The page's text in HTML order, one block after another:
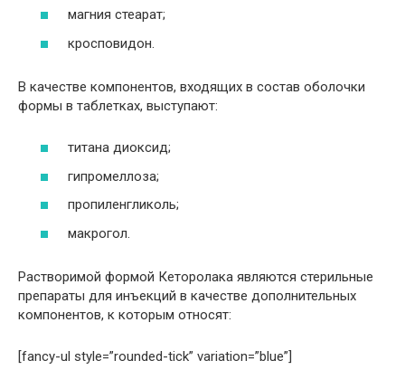
магния стеарат;
кросповидон.
В качестве компонентов, входящих в состав оболочки
формы в таблетках, выступают:
титана диоксид;
гипромеллоза;
пропиленгликоль;
макрогол.
Растворимой формой Кеторолака являются стерильные
препараты для инъекций в качестве дополнительных
компонентов, к которым относят:
[fancy-ul style=”rounded-tick” variation=”blue”]